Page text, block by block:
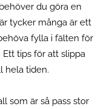
du göra en
tycker många är ett
fylla i fälten för
Ett tips för att slippa
hela tiden.
som är så pass stor